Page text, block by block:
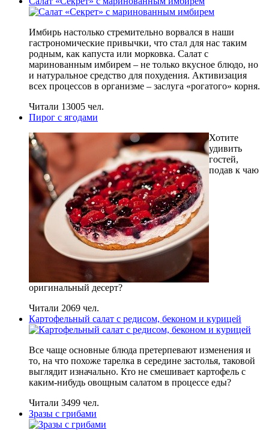
Имбирь настолько стремительно ворвался в наши
гастрономические привычки, что стал для нас таким
родным, как капуста или морковка. Салат с
маринованным имбирем – не только вкусное блюдо, но
и натуральное средство для похудения. Активизация
всех процессов в организме – заслуга «рогатого» корня.
Читали 13005 чел.
Пирог с ягодами
Хотите
удивить
гостей,
подав к чаю
оригинальный десерт?
Читали 2069 чел.
Картофельный салат с редисом, беконом и курицей
Все чаще основные блюда претерпевают изменения и
то, на что похоже тарелка в середине застолья, таковой
выглядит изначально. Кто не смешивает картофель с
каким-нибудь овощным салатом в процессе еды?
Читали 3499 чел.
Зразы с грибами